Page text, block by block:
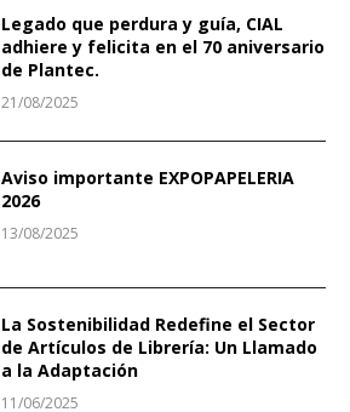
Legado que perdura y guía, CIAL
adhiere y felicita en el 70 aniversario
de Plantec.
21/08/2025
Aviso importante EXPOPAPELERIA
2026
13/08/2025
La Sostenibilidad Redefine el Sector
de Artículos de Librería: Un Llamado
a la Adaptación
11/06/2025